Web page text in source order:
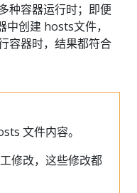
种容器运行时；即便
创建 hosts文件，
容器时，结果都符合
文件内容。
修改，这些修改都